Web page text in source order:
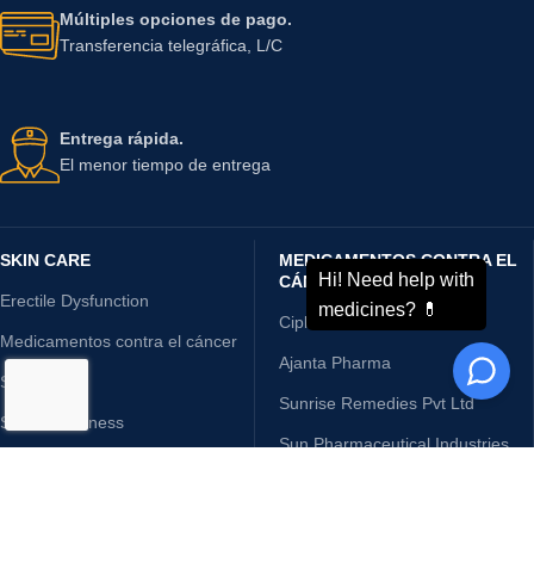
SKIN CARE
Erectile Dysfunction
Medicamentos contra el cáncer
Skin Care
MEDICAMENTOS CONTRA EL
CÁNCER
Cipla Limited
Ajanta Pharma
Sunrise Remedies Pvt Ltd